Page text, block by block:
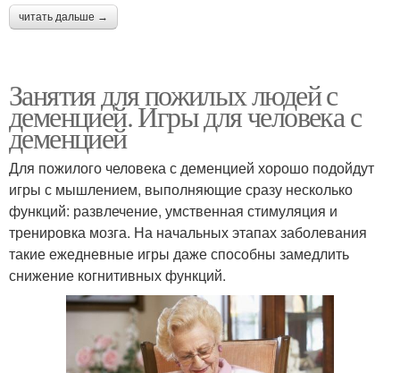
читать дальше →
Занятия для пожилых людей с
деменцией. Игры для человека с
деменцией
Для пожилого человека с деменцией хорошо подойдут
игры с мышлением, выполняющие сразу несколько
функций: развлечение, умственная стимуляция и
тренировка мозга. На начальных этапах заболевания
такие ежедневные игры даже способны замедлить
снижение когнитивных функций.